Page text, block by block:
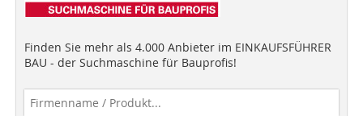
Finden Sie mehr als 4.000 Anbieter im EINKAUFSFÜHRER
BAU - der Suchmaschine für Bauprofis!